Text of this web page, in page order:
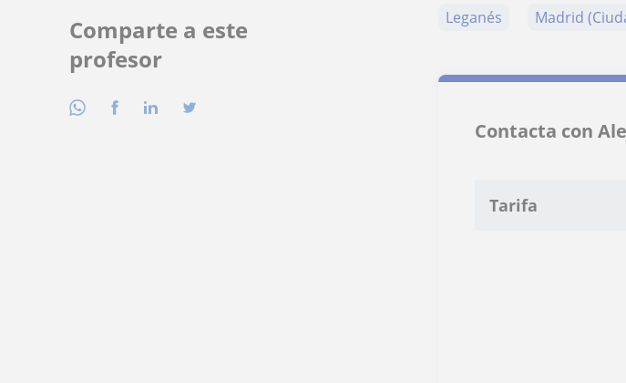
Comparte a este
profesor
Leganés
Madrid
Contacta con
Tarifa